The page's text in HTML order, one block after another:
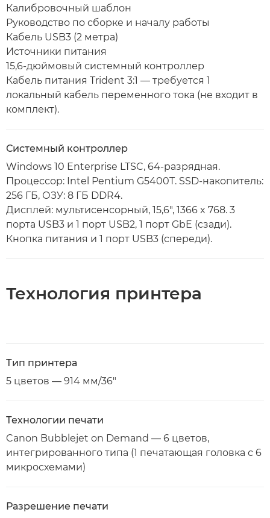
Калибровочный шаблон
Руководство по сборке и началу работы
Кабель USB3 (2 метра)
Источники питания
15,6-дюймовый системный контроллер
Кабель питания Trident 3:1 — требуется 1
локальный кабель переменного тока (не входит в
комплект).
Системный контроллер
Windows 10 Enterprise LTSC, 64-разрядная.
Процессор: Intel Pentium G5400T. SSD-накопитель:
256 ГБ, ОЗУ: 8 ГБ DDR4.
Дисплей: мультисенсорный, 15,6", 1366 x 768. 3
порта USB3 и 1 порт USB2, 1 порт GbE (сзади).
Кнопка питания и 1 порт USB3 (спереди).
Технология принтера
Тип принтера
5 цветов — 914 мм/36"
Технологии печати
Canon Bubblejet on Demand — 6 цветов,
интегрированного типа (1 печатающая головка с 6
микросхемами)
Разрешение печати